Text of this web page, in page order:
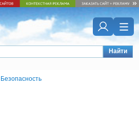
Найти
Безопасность